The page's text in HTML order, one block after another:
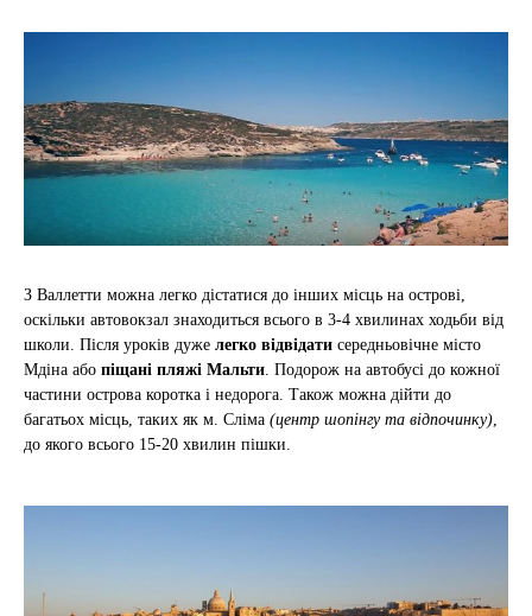
З Валлетти можна легко дістатися до інших місць на острові,
оскільки автовокзал знаходиться всього в 3-4 хвилинах ходьби від
школи. Після уроків дуже легко відвідати середньовічне місто
Мдіна або піщані пляжі Мальти . Подорож на автобусі до кожної
частини острова коротка і недорога. Також можна дійти до
багатьох місць, таких як м. Сліма (центр шопінгу та відпочинку)
до якого всього 15-20 хвилин пішки.